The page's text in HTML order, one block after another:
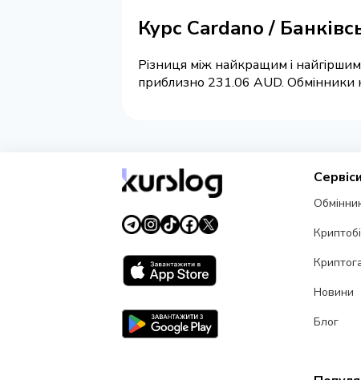
Курс Cardano /
Різниця між найкращим і
приблизно 231.06 AUD. Обмінники
Сервіси
Новини
Блог